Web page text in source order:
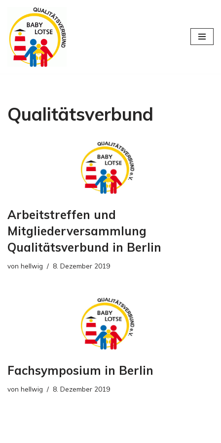
Zum
Inhalt
springen
Qualitätsverbund
Arbeitstreffen und
Mitgliederversammlung
Qualitätsverbund in Berlin
von hellwig 8. Dezember 2019
Fachsymposium in Berlin
von hellwig 8. Dezember 2019